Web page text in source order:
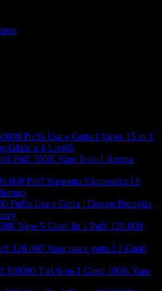
Puffs Usa e Getta | Vaper 15 in 1
a 4 Livelli
Puff 350K Vape 8-in-1 Aroma
Puff Sigaretta Elettronica | 6
Puffs Usa e Getta | Design Bottiglia
Vape 5 Gusti In 1 Puff 120.000
120.000 Vape usa e getta | 2 Gusti
100000 Tiri 6-in-1 Gusti 100K Vape